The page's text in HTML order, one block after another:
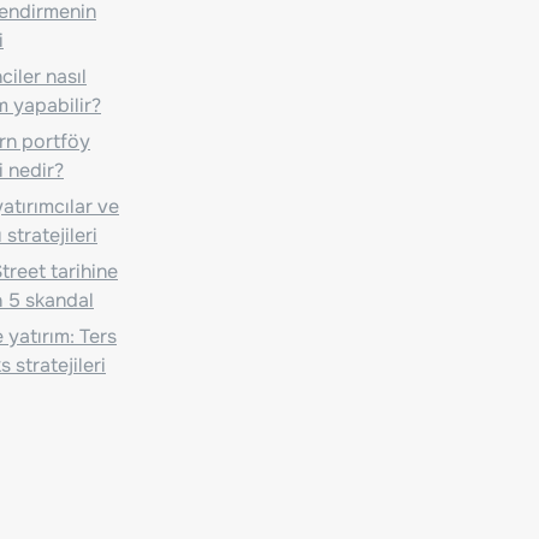
nasıl
yapabilir?
portföy
nedir?
ve
stratejileri
tarihine
5 skandal
Ters
stratejileri